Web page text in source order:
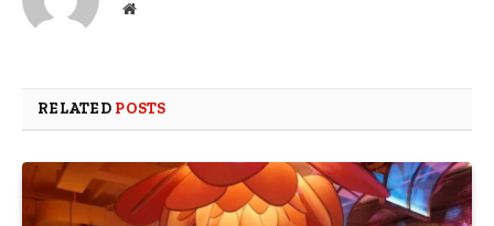
Website
RELATED POSTS